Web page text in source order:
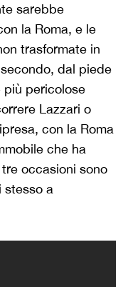
sarebbe
la Roma, e le
trasformate in
dal piede
più pericolose
Lazzari o
con la Roma
che ha
occasioni sono
stesso a